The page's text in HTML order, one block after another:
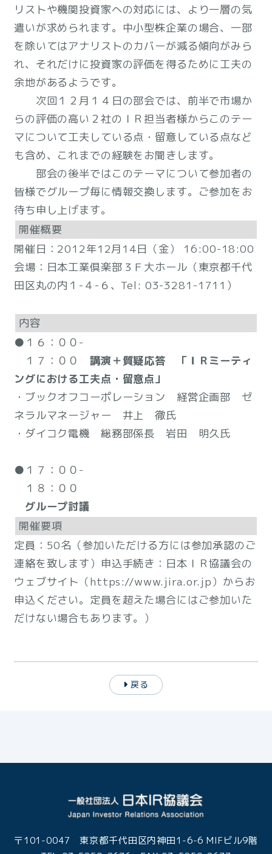
リストや機関投資家への対応には、より一層の気
遣いが求められます。中小型株企業の場合、一部
を除いてはアナリストのカバーが減る傾向がみら
れ、それだけに投資家の評価を得るために工夫の
余地があるようです。
次回１２月１４日の部会では、前半で市場か
らの評価の高い２社のＩＲ担当者様からこのテー
マについて工夫している点・留意している点など
も含め、これまでの経験をお聞きします。
部会の後半ではこのテーマについて参加者の
皆様でグループ毎に情報交換します。ご参加をお
待ち申し上げます。
開催概要
開催日：2012年12月14日（金） 16:00-18:00
会場：日本工業倶楽部３Ｆ大ホール（東京都千代
田区丸の内１-４-６、Tel: 03-3281-1711）
内容
●１６：００-
１７：００ 講演＋質疑応答 「ＩＲミーティ
ングにおける工夫点・留意点」
・ブックオフコーポレーション 経営企画部 ゼ
ネラルマネージャー 井上 徹氏
・ダイコク電機 総務部係長 岩田 明久氏
●１７：００-
１８：００
グループ討議
開催要項
定員：50名（参加いただける方には参加承認のご
連絡を致します）申込手続き：日本ＩＲ協議会の
ウェブサイト（https://www.jira.or.jp）からお
申込ください。定員を超えた場合にはご参加いた
だけない場合もあります。）
戻る
〒101-0047 東京都千代田区内神田1-6-6 MIFビル9階